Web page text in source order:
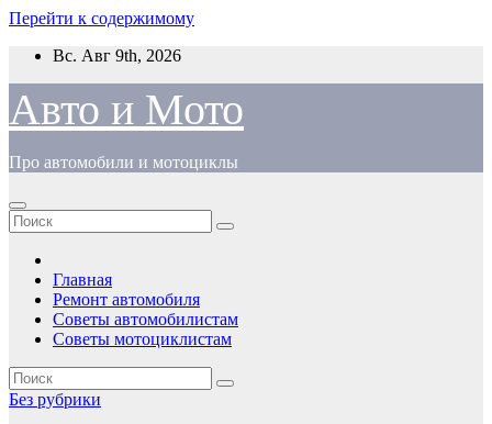
Перейти к содержимому
Вс. Авг 9th, 2026
Авто и Мото
Про автомобили и мотоциклы
Главная
Ремонт автомобиля
Советы автомобилистам
Советы мотоциклистам
Без рубрики